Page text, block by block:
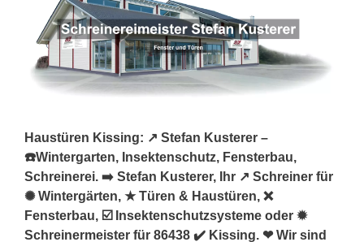
Haustüren Kissing: ↗️ Stefan Kusterer –
☎️Wintergarten, Insektenschutz, Fensterbau,
Schreinerei. ➡️ Stefan Kusterer, Ihr ↗️ Schreiner für
✺ Wintergärten, ★ Türen & Haustüren, ❌
Fensterbau, ☑️ Insektenschutzsysteme oder ✹
Schreinermeister für 86438 ✔️ Kissing. ❤ Wir sind